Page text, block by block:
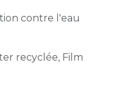
contre l'eau
recyclée, Film